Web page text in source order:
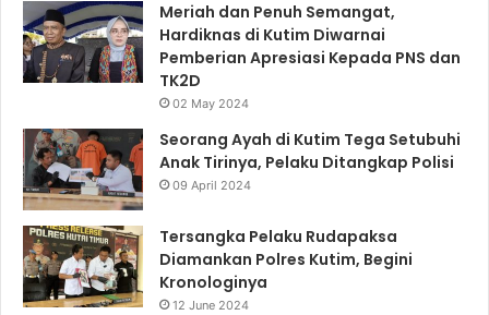
Meriah dan Penuh Semangat,
Hardiknas di Kutim Diwarnai
Pemberian Apresiasi Kepada PNS dan
TK2D
02 May 2024
Seorang Ayah di Kutim Tega Setubuhi
Anak Tirinya, Pelaku Ditangkap Polisi
09 April 2024
Tersangka Pelaku Rudapaksa
Diamankan Polres Kutim, Begini
Kronologinya
12 June 2024